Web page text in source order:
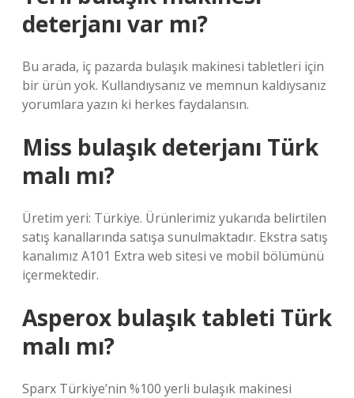
deterjanı var mı?
Bu arada, iç pazarda bulaşık makinesi tabletleri için
bir ürün yok. Kullandıysanız ve memnun kaldıysanız
yorumlara yazın ki herkes faydalansın.
Miss bulaşık deterjanı Türk
malı mı?
Üretim yeri: Türkiye. Ürünlerimiz yukarıda belirtilen
satış kanallarında satışa sunulmaktadır. Ekstra satış
kanalımız A101 Extra web sitesi ve mobil bölümünü
içermektedir.
Asperox bulaşık tableti Türk
malı mı?
Sparx Türkiye’nin %100 yerli bulaşık makinesi